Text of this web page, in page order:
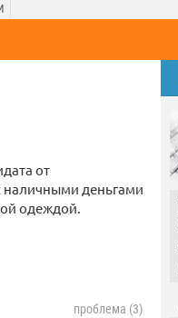
от
наличными деньгами
одеждой.
проблема (3)